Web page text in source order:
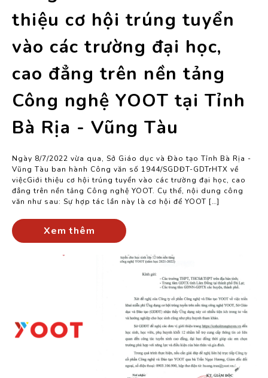
thiệu cơ hội trúng tuyển
vào các trường đại học,
cao đẳng trên nền tảng
Công nghệ YOOT tại Tỉnh
Bà Rịa - Vũng Tàu
Ngày 8/7/2022 vừa qua, Sở Giáo dục và Đào tạo Tỉnh Bà Rịa -
Vũng Tàu ban hành Công văn số 1944/SGDĐT-GDTrHTX về
việcGiới thiệu cơ hội trúng tuyển vào các trường đại học, cao
đẳng trên nền tảng Công nghệ YOOT. Cụ thể, nội dung công
văn như sau: Sự hợp tác lần này là cơ hội để YOOT […]
Xem thêm